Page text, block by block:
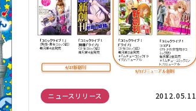
ニュースリリース 2012.05.11